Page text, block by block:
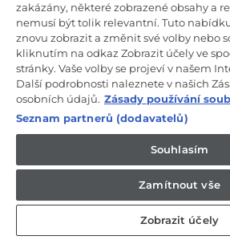
CANDY HOOVER GROUP S.r.I. - Jediný
SPOLEČNOSTI: Via Comolli, 57 - 20861
Itálie - ADMINISTRATIVNÍ KANCELÁŘE: Via
snc - 20861 Brugherio (Monza Brianza) a Via
20871 Vimercate (Monza Brianza) - Itálie -
+39.039.2086.237 - Základní kapitál 35 000
IČ a číslo zápisu v obchodním rejstříku
04666310158 - DIČ 00786860965 - Číslo
podléhající řídicím a koordinačním
S.p.A.
CZ / Česká republika
zakázány, některé zobrazené obsahy a
nemusí být tolik relevantní. Tuto
znovu zobrazit a změnit své volby nebo
kliknutím na odkaz Zobrazit účely ve
stránky. Vaše volby se projeví v našem
Další podrobnosti naleznete v našich
osobních údajů. Zásady používání
Seznam partnerů (dodavatelů)
Souhlasím
Zamítnout vše
Zobrazit účely